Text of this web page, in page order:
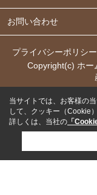
お問い合わせ
プライバシーポリシー
Copyright(c) ホ
当サイトでは、お客様の
して、クッキー（Cookie
詳しくは、当社の 「